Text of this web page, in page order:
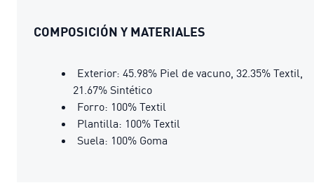
COMPOSICIÓN Y MATERIALES
Exterior: 45.98% Piel de vacuno, 32.35% Textil,
21.67% Sintético
Forro: 100% Textil
Plantilla: 100% Textil
Suela: 100% Goma